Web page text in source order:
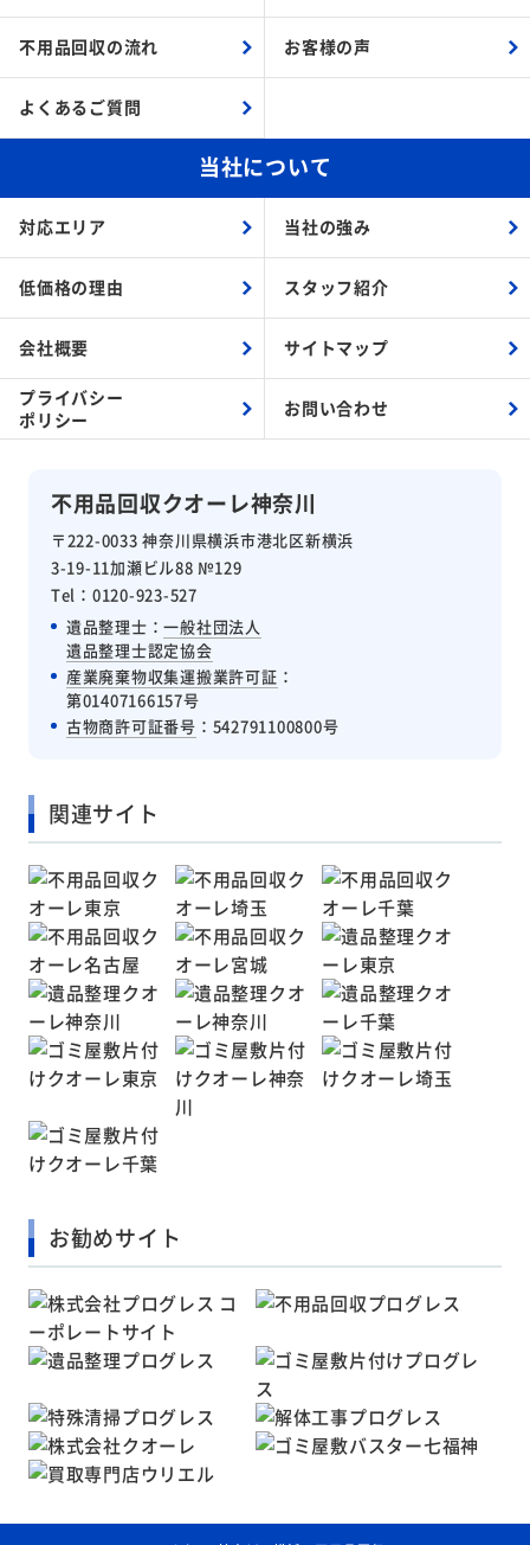
不用品回収クオーレ神奈川
〒222-0033 神奈川県横浜市港北区新横浜
3-19-11加瀬ビル88 №129
Tel：0120-923-527
遺品整理士：一般社団法人
遺品整理士認定協会
産業廃棄物収集運搬業許可証 ：
第01407166157号
古物商許可証番号 ：542791100800号
不用品回収の流れ お客様の声
よくあるご質問
当社について
対応エリア 当社の強み
低価格の理由 スタッフ紹介
会社概要 サイトマップ
プライバシー
ポリシー
お問い合わせ
関連サイト
お勧めサイト